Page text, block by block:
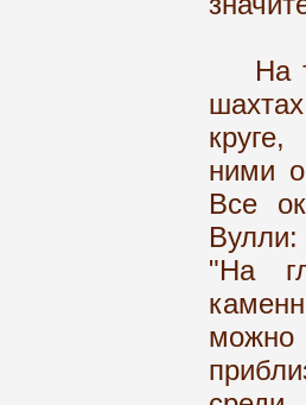
На
ними
Все
"На
можно